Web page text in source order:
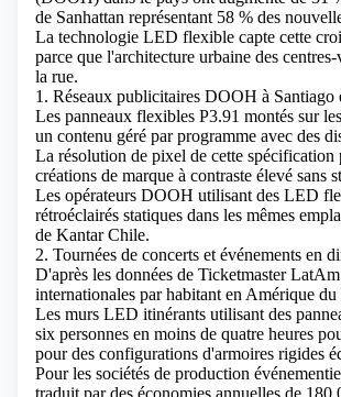
de Sanhattan représentant 58 % des
La technologie LED flexible capte cette
parce que l'architecture urbaine des
la rue.
1. Réseaux publicitaires DOOH à Santiago
Les panneaux flexibles P3.91 montés sur
un contenu géré par programme avec des
La résolution de pixel de cette
créations de marque à contraste élevé sans
Les opérateurs DOOH utilisant des LED
rétroéclairés statiques dans les mêmes
de Kantar Chile.
2. Tournées de concerts et événements en
D'après les données de Ticketmaster
internationales par habitant en Amérique du
Les murs LED itinérants utilisant des
six personnes en moins de quatre heures
pour des configurations d'armoires rigides
Pour les sociétés de production